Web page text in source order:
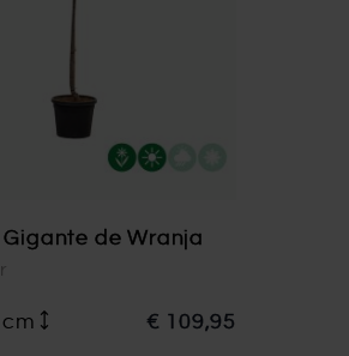
de Wranja
€ 109,95